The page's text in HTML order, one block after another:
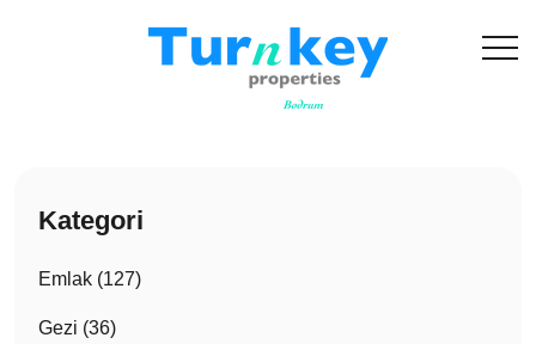
Kategori
Emlak (127)
Gezi (36)